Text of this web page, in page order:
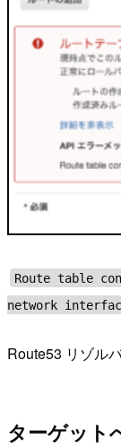
Route table
network
Route53 リゾル
ターゲット